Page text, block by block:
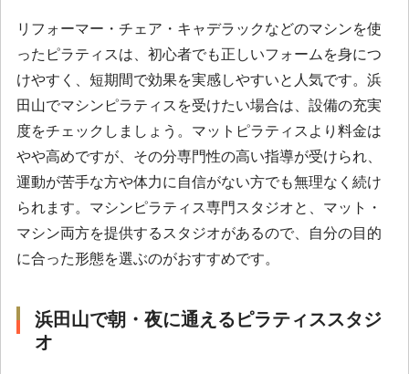
リフォーマー・チェア・キャデラックなどのマシンを使
ったピラティスは、初心者でも正しいフォームを身につ
けやすく、短期間で効果を実感しやすいと人気です。浜
田山でマシンピラティスを受けたい場合は、設備の充実
度をチェックしましょう。マットピラティスより料金は
やや高めですが、その分専門性の高い指導が受けられ、
運動が苦手な方や体力に自信がない方でも無理なく続け
られます。マシンピラティス専門スタジオと、マット・
マシン両方を提供するスタジオがあるので、自分の目的
に合った形態を選ぶのがおすすめです。
浜田山で朝・夜に通えるピラティススタジ
オ